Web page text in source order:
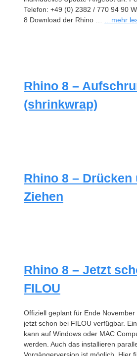
Telefon: +49 (0) 2382 / 770 94 90
8 Download der Rhino …
…mehr
Rhino 8 –
(shrinkwrap)
Rhino 8 – Drücken
Ziehen
Rhino 8 – Jetzt
FILOU
Offiziell geplant für Ende
jetzt schon bei FILOU verfügbar.
kann auf Windows oder MAC
werden. Auch das installieren